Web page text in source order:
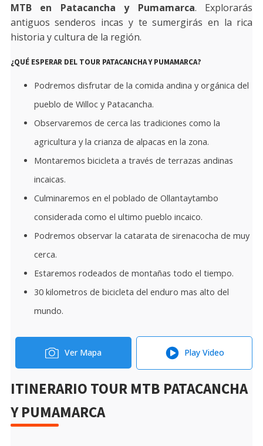
MTB en Patacancha y Pumamarca. Explorarás
antiguos senderos incas y te sumergirás en la rica
historia y cultura de la región.
¿QUÉ ESPERAR DEL TOUR PATACANCHA Y PUMAMARCA?
Podremos disfrutar de la comida andina y orgánica del
pueblo de Willoc y Patacancha.
Observaremos de cerca las tradiciones como la
agricultura y la crianza de alpacas en la zona.
Montaremos bicicleta a través de terrazas andinas
incaicas.
Culminaremos en el poblado de Ollantaytambo
considerada como el ultimo pueblo incaico.
Podremos observar la catarata de sirenacocha de muy
cerca.
Estaremos rodeados de montañas todo el tiempo.
30 kilometros de bicicleta del enduro mas alto del
mundo.
Ver Mapa Play Video
ITINERARIO TOUR MTB PATACANCHA
Y PUMAMARCA